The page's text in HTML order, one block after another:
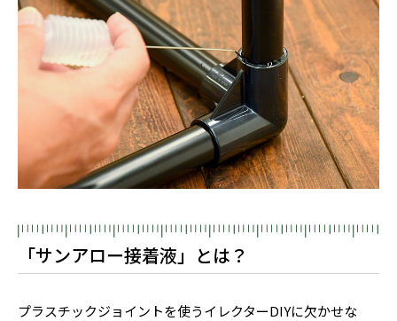
「サンアロー接着液」とは？
プラスチックジョイントを使うイレクターDIYに欠かせな